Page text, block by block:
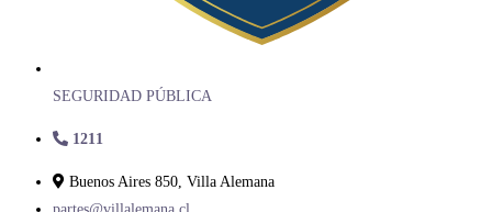
SEGURIDAD PÚBLICA
1211
Buenos Aires 850, Villa Alemana